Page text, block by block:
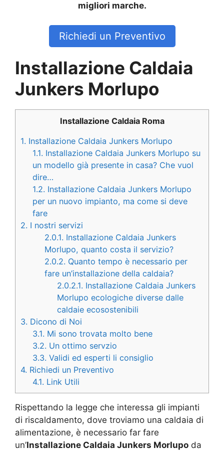
migliori marche.
Richiedi un Preventivo
Installazione Caldaia
Junkers Morlupo
Installazione Caldaia Roma
1. Installazione Caldaia Junkers Morlupo
1.1. Installazione Caldaia Junkers Morlupo su
un modello già presente in casa? Che vuol
dire…
1.2. Installazione Caldaia Junkers Morlupo
per un nuovo impianto, ma come si deve
fare
2. I nostri servizi
2.0.1. Installazione Caldaia Junkers
Morlupo, quanto costa il servizio?
2.0.2. Quanto tempo è necessario per
fare un’installazione della caldaia?
2.0.2.1. Installazione Caldaia Junkers
Morlupo ecologiche diverse dalle
caldaie ecosostenibili
3. Dicono di Noi
3.1. Mi sono trovata molto bene
3.2. Un ottimo servzio
3.3. Validi ed esperti li consiglio
4. Richiedi un Preventivo
4.1. Link Utili
Rispettando la legge che interessa gli impianti
di riscaldamento, dove troviamo una caldaia di
alimentazione, è necessario far fare
un’Installazione Caldaia Junkers Morlupo da